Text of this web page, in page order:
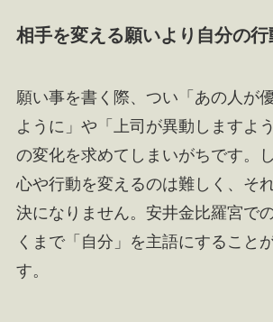
相手を変える願いより自分の行
願い事を書く際、つい「あの人が
ように」や「上司が異動しますよ
の変化を求めてしまいがちです。
心や行動を変えるのは難しく、そ
決になりません。安井金比羅宮で
くまで「自分」を主語にすること
す。